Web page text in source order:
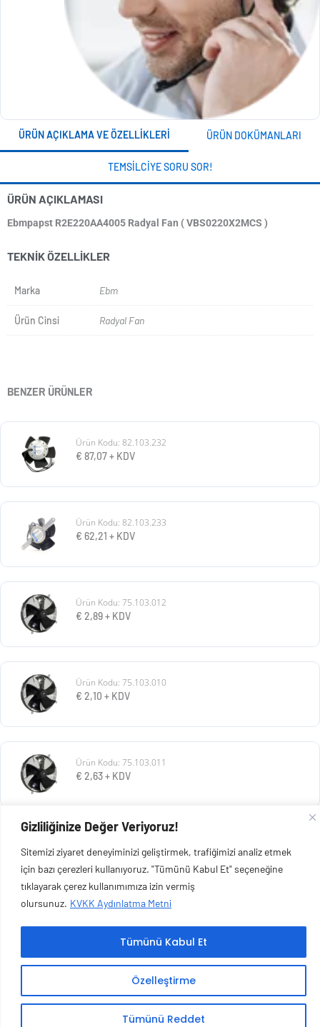
Gizliliğinize Değer Veriyoruz!
Sitemizi ziyaret deneyiminizi geliştirmek, trafiğimizi analiz etmek
için bazı çerezleri kullanıyoruz. "Tümünü Kabul Et" seçeneğine
tıklayarak çerez kullanımımıza izin vermiş
olursunuz. KVKK Aydınlatma Metni
Özelleştirme
Tümünü Reddet
Tümünü Kabul Et
ÜRÜN AÇIKLAMA VE ÖZELLIKLERI ÜRÜN DOKÜMANLARI
TEMSILCIYE SORU SOR!
ÜRÜN AÇIKLAMASI
Ebmpapst R2E220AA4005 Radyal Fan ( VBS0220X2MCS )
TEKNIK ÖZELLIKLER
Marka Ebm
Ürün Cinsi Radyal Fan
BENZER ÜRÜNLER
Ürün Kodu: 82.103.232
€ 87,07+ KDV
Ürün Kodu: 82.103.233
€ 62,21 + KDV
Ürün Kodu: 75.103.012
€ 2,89+ KDV
Ürün Kodu: 75.103.010
€ 2,10 + KDV
Ürün Kodu: 75.103.011
€ 2,63+ KDV
€32,17+ KDV
Copyright © 2026 Esen Isıtma Soğutma İnşaat Ltd Şti | Tüm Hakları Saklıdır.